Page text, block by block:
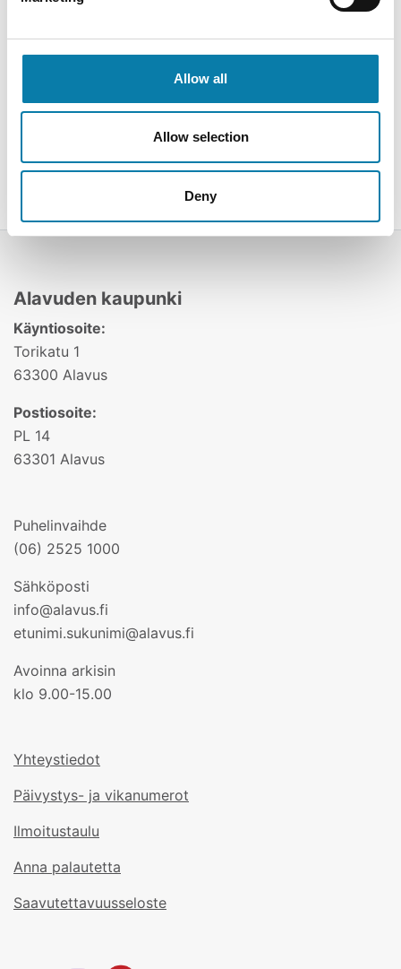
Allow all
Allow selection
Deny
Ilmoita tapahtumasta
Kokous- ja koulutustilat
Alavuden kaupunki
Käyntiosoite:
Torikatu 1
63300 Alavus
Postiosoite:
PL 14
63301 Alavus
Puhelinvaihde
(06) 2525 1000
Sähköposti
info@alavus.fi
etunimi.sukunimi@alavus.fi
Avoinna arkisin
klo 9.00-15.00
Yhteystiedot
Päivystys- ja vikanumerot
Ilmoitustaulu
Anna palautetta
Saavutettavuusseloste